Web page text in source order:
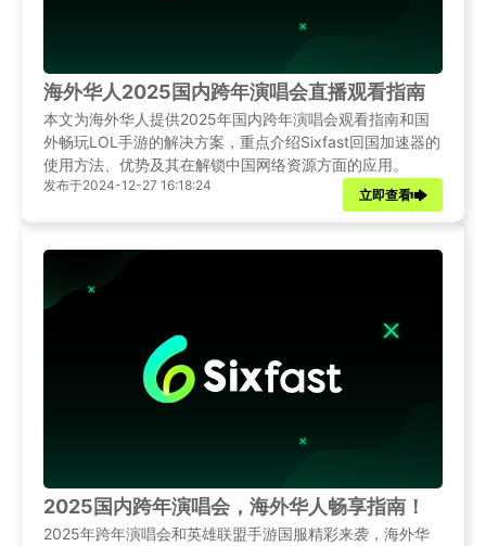
海外华人2025国内跨年演唱会直播观看指南
本文为海外华人提供2025年国内跨年演唱会观看指南和国
外畅玩LOL手游的解决方案，重点介绍Sixfast回国加速器的
使用方法、优势及其在解锁中国网络资源方面的应用。
发布于2024-12-27 16:18:24
立即查看
2025国内跨年演唱会，海外华人畅享指南！
2025年跨年演唱会和英雄联盟手游国服精彩来袭，海外华